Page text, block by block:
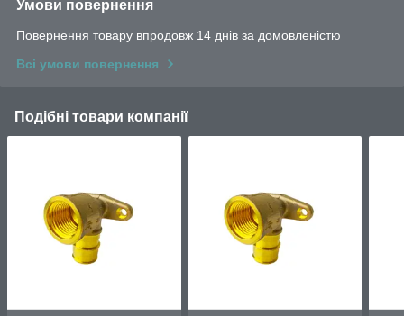
Умови повернення
Повернення товару впродовж 14 днів за домовленістю
Всі умови повернення
Подібні товари компанії